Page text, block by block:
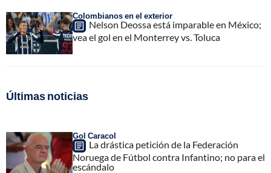
Colombianos en el exterior
Nelson Deossa está imparable en México;
vea el gol en el Monterrey vs. Toluca
Últimas noticias
Gol Caracol
La drástica petición de la Federación
Noruega de Fútbol contra Infantino; no para el
escándalo